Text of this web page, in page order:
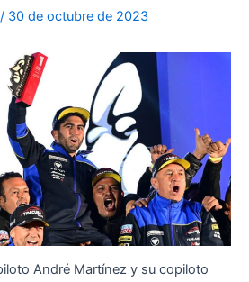
/ 30 de octubre de 2023
André Martínez y su copiloto